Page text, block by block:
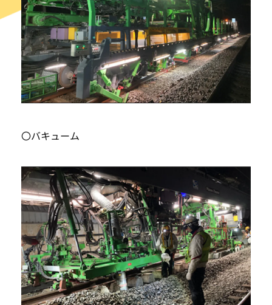
〇バキューム